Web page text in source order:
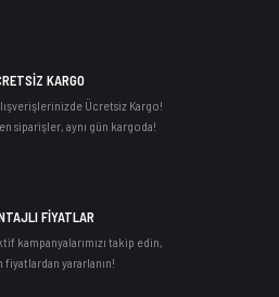
KARGO
Ücretsiz Kargo!
siparişler, aynı gün kargoda!
FİYATLAR
kampanyalarımızı takip edin,
fiyatlardan yararlanın!